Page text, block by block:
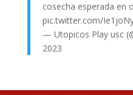
cosecha esperada en
pic.twitter.com/
— Utopicos Play usc
2023